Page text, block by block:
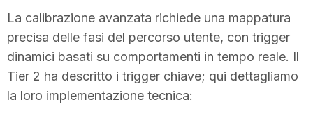
La calibrazione avanzata richiede una mappatura
precisa delle fasi del percorso utente, con trigger
dinamici basati su comportamenti in tempo reale. Il
Tier 2 ha descritto i trigger chiave; qui dettagliamo
la loro implementazione tecnica: